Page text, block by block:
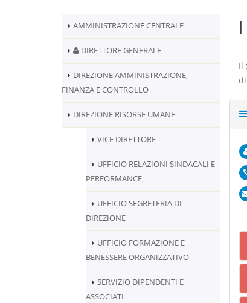
AMMINISTRAZIONE CENTRALE
DIRETTORE GENERALE
DIREZIONE AMMINISTRAZIONE,
FINANZA E CONTROLLO
DIREZIONE RISORSE UMANE
VICE DIRETTORE
UFFICIO RELAZIONI SINDACALI E
PERFORMANCE
UFFICIO SEGRETERIA DI
DIREZIONE
UFFICIO FORMAZIONE E
BENESSERE ORGANIZZATIVO
SERVIZIO DIPENDENTI E
ASSOCIATI
Il